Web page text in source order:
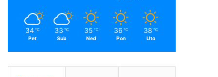
34 ℃
Pet
33 ℃
Sub
35 ℃
Ned
36 ℃
Pon
38 ℃
Uto